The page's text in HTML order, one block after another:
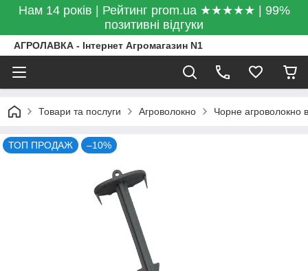
Нам 14 років | Рейтинг prom.ua ★★★★★ | 99%
позитивні відгуки
АГРОЛАВКА - Інтернет Агромагазин N1
Товари та послуги Агроволокно Чорне агроволокно
ТОП ПРОДАЖ –10%